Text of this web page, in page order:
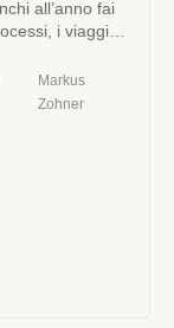
all’anno fai
i viaggi.
Markus
Zohner